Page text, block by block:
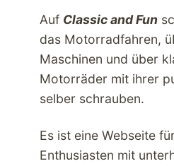
Auf Classic and Fun
das Motorradfahren,
Maschinen und über
Motorräder mit ihrer
selber schrauben.
Es ist eine Webseite
Enthusiasten mit